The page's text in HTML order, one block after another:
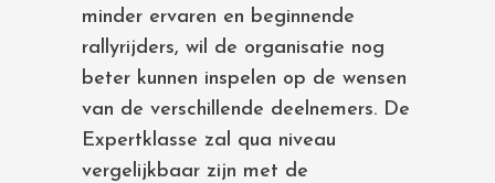
minder ervaren en beginnende
rallyrijders, wil de organisatie nog
beter kunnen inspelen op de wensen
van de verschillende deelnemers. De
Expertklasse zal qua niveau
vergelijkbaar zijn met de